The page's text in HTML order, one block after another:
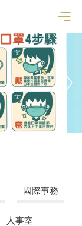
國際事務
人事室